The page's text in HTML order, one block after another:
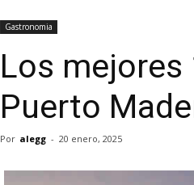
Gastronomia
Los mejores
Puerto
Por alegg - 20 enero, 2025